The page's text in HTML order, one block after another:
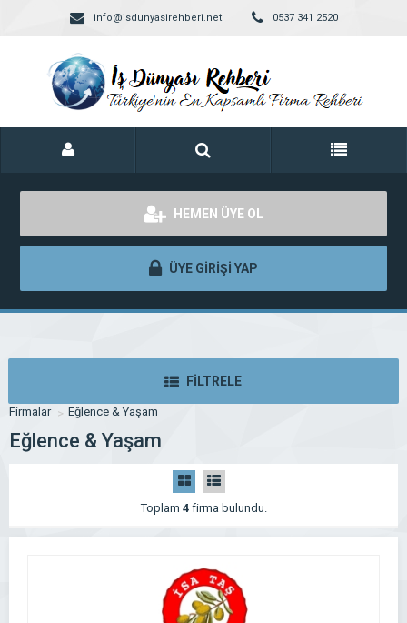
info@isdunyasirehberi.net 0537 341 2520
HEMEN ÜYE OL
ÜYE GİRİŞİ YAP
FİLTRELE
Firmalar Eğlence & Yaşam
Eğlence & Yaşam
Toplam 4firma bulundu.